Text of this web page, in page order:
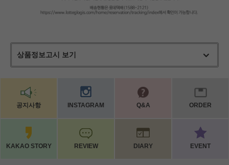
상품정보고시 보기
공지사항 INSTAGRAM Q&A ORDER
KAKAO STORY REVIEW DIARY EVENT